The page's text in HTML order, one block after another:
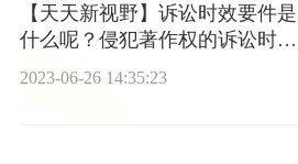
【天天新视野】诉讼时效要件是
什么呢？侵犯著作权的诉讼时效
2023-06-26 14:35:23